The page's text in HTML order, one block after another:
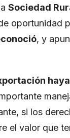
Sociedad
oportunidad
, y
si los
el valor que